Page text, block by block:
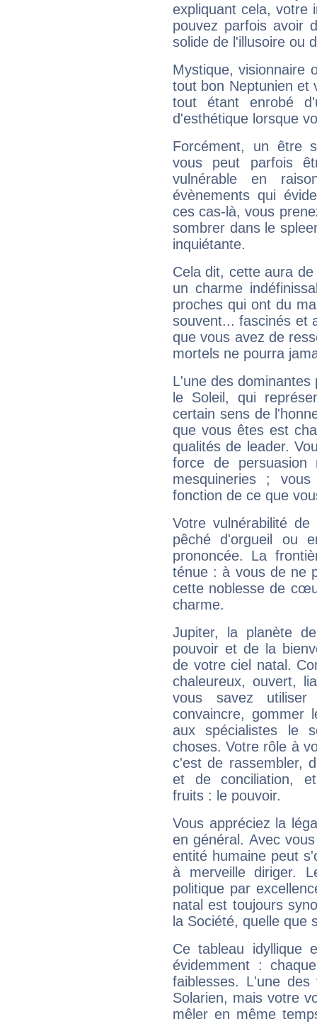
expliquant cela, votre
pouvez parfois avoir
solide de l'illusoire ou
Mystique, visionnaire
tout bon Neptunien et
tout étant enrobé
d'esthétique lorsque
Forcément, un être
vous peut parfois
vulnérable en
évènements qui
ces cas-là, vous
sombrer dans le
inquiétante.
Cela dit, cette aura
un charme
proches qui ont du
souvent... fascinés et
que vous avez de
mortels ne pourra
L'une des
le Soleil, qui
certain sens de
que vous êtes est
qualités de leader.
force de
mesquineries ;
fonction de ce que
Votre vulnérabilité
pêché d'orgueil ou
prononcée. La
ténue : à vous de ne
cette noblesse de
charme.
Jupiter, la planète
pouvoir et de la
de votre ciel natal.
chaleureux, ouvert,
vous savez
convaincre, gommer
aux spécialistes le
choses. Votre rôle à
c'est de rassembler,
et de conciliation,
fruits : le pouvoir.
Vous appréciez la
en général. Avec
entité humaine peut
à merveille diriger.
politique par
natal est toujours
la Société, quelle que
Ce tableau idyllique
évidemment :
faiblesses. L'une
Solarien, mais votre
mêler en même